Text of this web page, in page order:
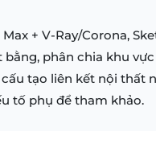
+ V-Ray/Corona,
phân chia khu
tạo liên kết nội thất
tố phụ để tham khảo.